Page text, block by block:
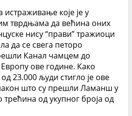
истраживање које је у
тврдњама да већина оних
нису “прави” тражиоци
да се свега петоро
Канал чамцем до
ове године. Како
23.000 људи стигло је ове
што су прешли Ламанш у
од укупног броја од